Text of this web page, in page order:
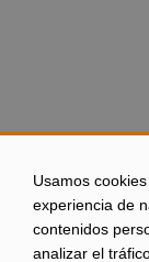
Usamos
experiencia de
contenidos
analizar el